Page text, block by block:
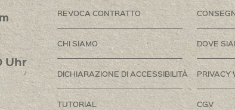
Uhr
REVOCA CONTRATTO
CHI SIAMO DOVE
DICHIARAZIONE DI ACCESSIBILITÀ PRIVACY
TUTORIAL CGV